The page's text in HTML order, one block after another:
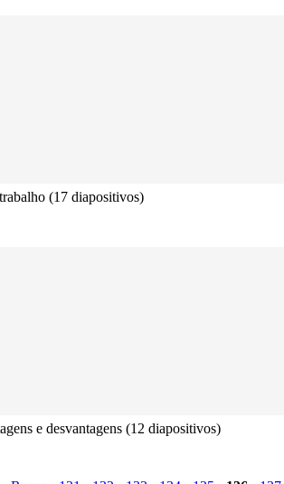
(17 diapositivos)
e desvantagens (12 diapositivos)